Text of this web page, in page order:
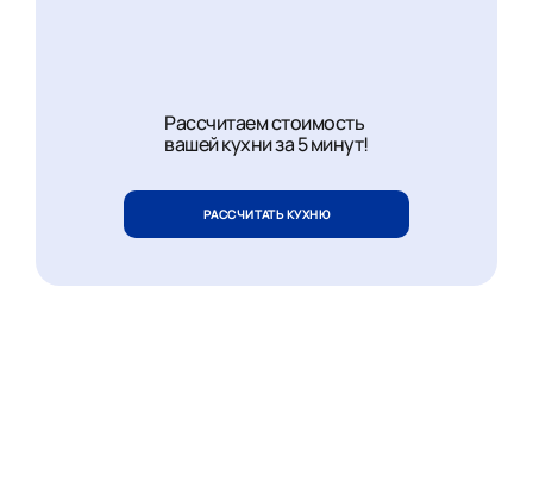
Рассчитаем стоимость
вашей кухни за 5 минут!
РАССЧИТАТЬ КУХНЮ